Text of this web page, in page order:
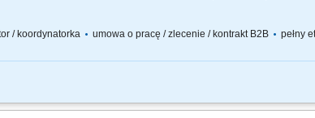
/ koordynatorka umowa o pracę / zlecenie / kontrakt B2B pełny
kilka obszarów naraz i zrobi to z uśmiechem - recepcję, flotę